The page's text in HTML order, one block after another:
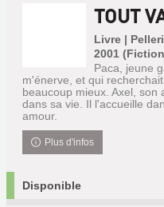
TOUT
Livre |
2001
Paca, jeune
m'énerve, et qui
beaucoup mieux. Axel,
dans sa vie. Il l'accueille
amour.
Plus d'infos
Disponible